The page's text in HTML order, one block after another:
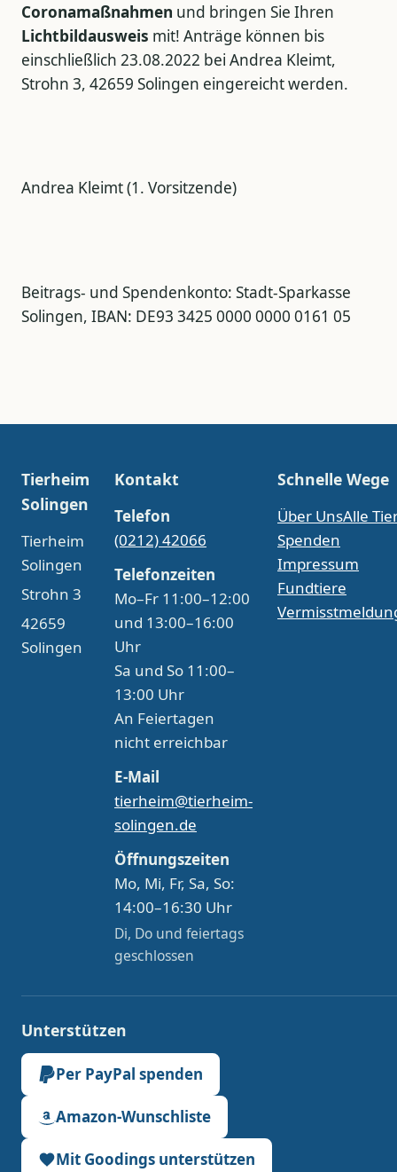
Coronamaßnahmen und bringen Sie Ihren
Lichtbildausweis mit! Anträge können bis
einschließlich 23.08.2022 bei Andrea Kleimt,
Strohn 3, 42659 Solingen eingereicht werden.
Andrea Kleimt (1. Vorsitzende)
Beitrags- und Spendenkonto: Stadt-Sparkasse
Solingen, IBAN: DE93 3425 0000 0000 0161 05
Tierheim
Solingen
Tierheim
Solingen
Strohn 3
42659
Solingen
Kontakt
Telefon
(0212) 42066
Telefonzeiten
Mo–Fr 11:00–12:00
und 13:00–16:00
Uhr
Sa und So 11:00–
13:00 Uhr
An Feiertagen
nicht erreichbar
E-Mail
tierheim@tierheim-
solingen.de
Öffnungszeiten
Mo, Mi, Fr, Sa, So:
14:00–16:30 Uhr
Di, Do und feiertags
geschlossen
Schnelle Wege
Über UnsAlle
Spenden
Impressum
Fundtiere
Unterstützen
Per PayPal spenden
Amazon-Wunschliste
Mit Goodings unterstützen